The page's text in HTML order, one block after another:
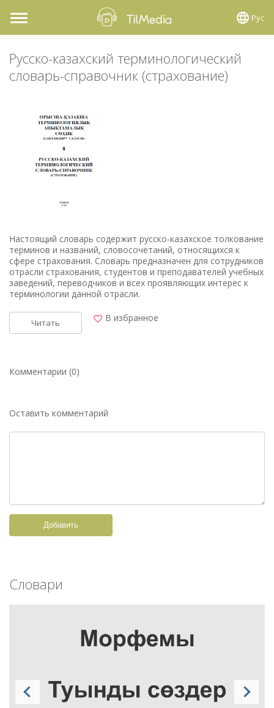
Toggle
navigation
Рус
Русско-казахский терминологический
словарь-справочник (страхование)
Настоящий словарь содержит русско-казахское толкование
терминов и названий, словосочетаний, относящихся к
сфере страхования. Словарь предназначен для сотрудников
отрасли страхования, студентов и преподавателей учебных
заведений, переводчиков и всех проявляющих интерес к
терминологии данной отрасли.
Читать В избранное
Комментарии (0)
Оставить комментарий
Добавить
Словари